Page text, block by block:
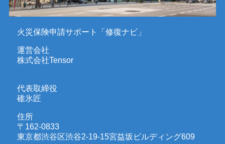
火災保険申請サポート「修復ナビ」
運営会社
株式会社Tensor
代表取締役
碓氷匠
住所
〒162-0833
東京都渋谷区渋谷2-19-15宮益坂ビルディング609